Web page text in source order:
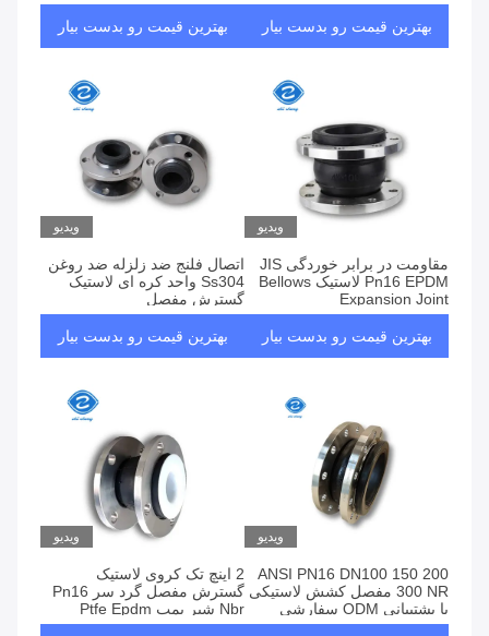
بهترین قیمت رو بدست بیار بهترین قیمت رو بدست بیار
ویدیو
مقاومت در برابر خوردگی JIS
Pn16 EPDM لاستیک Bellows
Expansion Joint
Forged/Vulcanisation
بهترین قیمت رو بدست بیار
ویدیو
اتصال فلنج ضد زلزله ضد روغن
Ss304 واحد کره ای لاستیک
گسترش مفصل
بهترین قیمت رو بدست بیار
ویدیو
ANSI PN16 DN100 150 200
300 NR مفصل کشش لاستیکی
با پشتیبانی ODM سفارشی
ویدیو
2 اینچ تک کروی لاستیک
گسترش مفصل گرد سر Pn16
Nbr شیر پمپ Ptfe Epdm